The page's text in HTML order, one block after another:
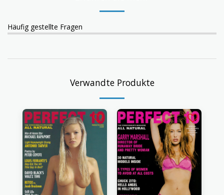
Häufig gestellte Fragen
Verwandte Produkte